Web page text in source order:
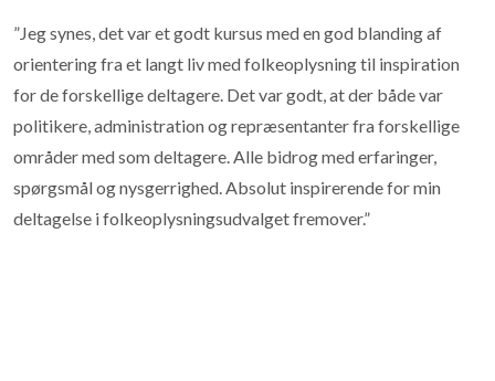
”Jeg synes, det var et godt kursus med en god blanding af
orientering fra et langt liv med folkeoplysning til inspiration
for de forskellige deltagere. Det var godt, at der både var
politikere, administration og repræsentanter fra forskellige
områder med som deltagere. Alle bidrog med erfaringer,
spørgsmål og nysgerrighed. Absolut inspirerende for min
deltagelse i folkeoplysningsudvalget fremover.”